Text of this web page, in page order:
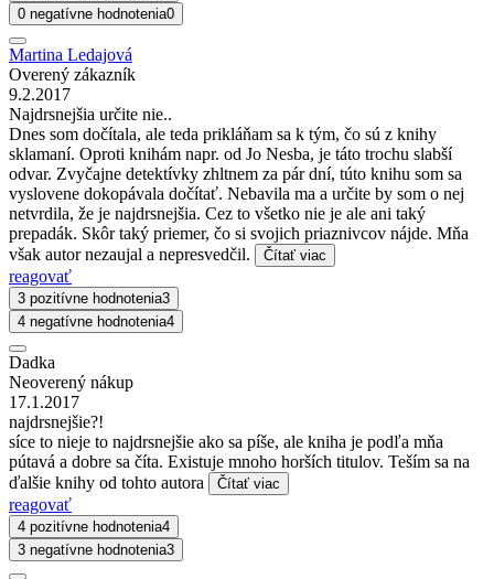
0 negatívne hodnotenia0
Martina Ledajová
Overený zákazník
9.2.2017
Najdrsnejšia určite nie..
Dnes som dočítala, ale teda prikláňam sa k tým, čo sú z knihy
sklamaní. Oproti knihám napr. od Jo Nesba, je táto trochu slabší
odvar. Zvyčajne detektívky zhltnem za pár dní, túto knihu som sa
vyslovene dokopávala dočítať. Nebavila ma a určite by som o nej
netvrdila, že je najdrsnejšia. Cez to všetko nie je ale ani taký
prepadák. Skôr taký priemer, čo si svojich priaznivcov nájde. Mňa
však autor nezaujal a nepresvedčil.
Čítať viac
reagovať
3 pozitívne hodnotenia3
4 negatívne hodnotenia4
Dadka
Neoverený nákup
17.1.2017
najdrsnejšie?!
síce to nieje to najdrsnejšie ako sa píše, ale kniha je podľa mňa
pútavá a dobre sa číta. Existuje mnoho horších titulov. Teším sa na
ďalšie knihy od tohto autora
Čítať viac
reagovať
4 pozitívne hodnotenia4
3 negatívne hodnotenia3